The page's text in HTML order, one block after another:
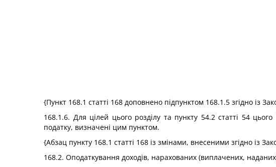
{Пункт 168.1 статті 168 доповнено підпунктом 168.1.5 згідно із
168.1.6. Для цілей цього розділу та пункту 54.2 статті 54
податку, визначені цим пунктом.
{Абзац пункту 168.1 статті 168 із змінами, внесеними згідно із
168.2. Оподаткування доходів, нарахованих (виплачених,